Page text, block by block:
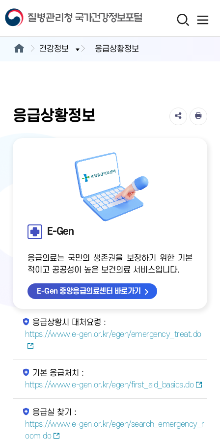
건강정보 응급상황정보
응급상황정보
E-Gen
응급의료는 국민의 생존권을 보장하기 위한 기본
적이고 공공성이 높은 보건의료 서비스입니다.
E-Gen 중앙응급의료센터 바로가기
응급상황시 대처요령 :
https://www.e-gen.or.kr/egen/emergency_treat.do
기본 응급처치 :
https://www.e-gen.or.kr/egen/first_aid_basics.do
응급실 찾기 :
https://www.e-gen.or.kr/egen/search_emergency_r
oom.do